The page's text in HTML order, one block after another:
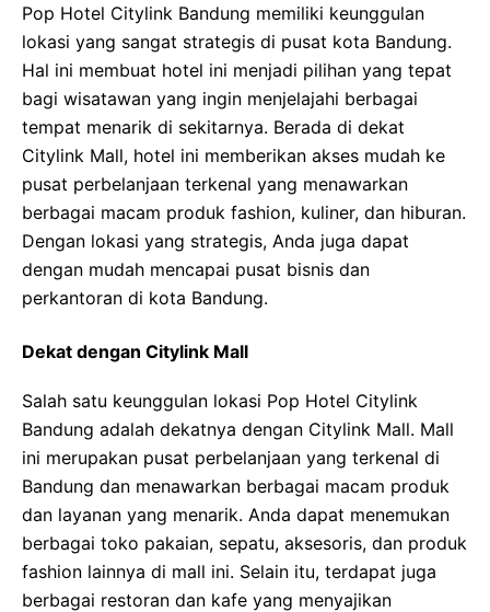
Pop Hotel Citylink Bandung memiliki keunggulan
lokasi yang sangat strategis di pusat kota Bandung.
Hal ini membuat hotel ini menjadi pilihan yang tepat
bagi wisatawan yang ingin menjelajahi berbagai
tempat menarik di sekitarnya. Berada di dekat
Citylink Mall, hotel ini memberikan akses mudah ke
pusat perbelanjaan terkenal yang menawarkan
berbagai macam produk fashion, kuliner, dan hiburan.
Dengan lokasi yang strategis, Anda juga dapat
dengan mudah mencapai pusat bisnis dan
perkantoran di kota Bandung.
Dekat dengan Citylink Mall
Salah satu keunggulan lokasi Pop Hotel Citylink
Bandung adalah dekatnya dengan Citylink Mall. Mall
ini merupakan pusat perbelanjaan yang terkenal di
Bandung dan menawarkan berbagai macam produk
dan layanan yang menarik. Anda dapat menemukan
berbagai toko pakaian, sepatu, aksesoris, dan produk
fashion lainnya di mall ini. Selain itu, terdapat juga
berbagai restoran dan kafe yang menyajikan